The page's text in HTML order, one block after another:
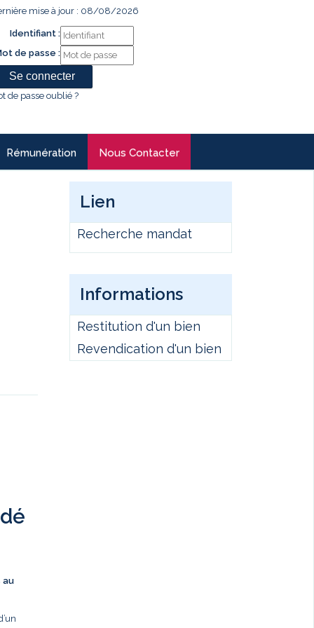
mise à jour : 08/08/2026
Identifiant :
de passe :
de passe oublié ?
Rémunération Nous Contacter
au
Lien
Recherche mandat
Informations
Restitution d'un bien
Revendication d'un bien